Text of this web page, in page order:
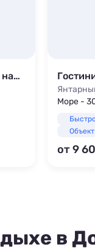
Лучше, чем дома, в доме с надписью на фасаде
Море -
от 9
в